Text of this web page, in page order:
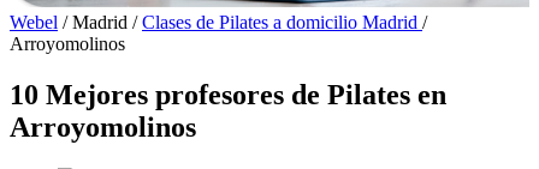
Webel / Madrid / Clases de Pilates a domicilio Madrid /
Arroyomolinos
10 Mejores profesores de Pilates en
Arroyomolinos